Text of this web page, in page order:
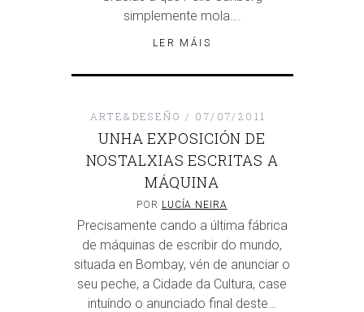
simplemente mola….
LER MÁIS
ARTE&DESEÑO 07/07/2011
UNHA EXPOSICIÓN DE
NOSTALXIAS ESCRITAS A
MÁQUINA
POR LUCÍA NEIRA
Precisamente cando a última fábrica
de máquinas de escribir do mundo,
situada en Bombay, vén de anunciar o
seu peche, a Cidade da Cultura, case
intuíndo o anunciado final deste…